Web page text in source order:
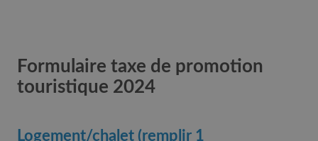
Formulaire taxe de promotion
touristique 2024
Logement/chalet (remplir 1